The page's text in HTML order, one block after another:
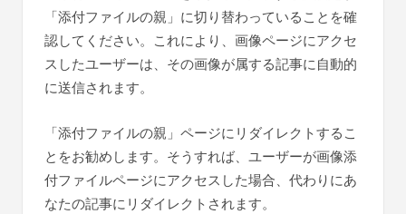
「添付ファイルの親」に切り替わっていることを確
認してください。これにより、画像ページにアクセ
スしたユーザーは、その画像が属する記事に自動的
に送信されます。
「添付ファイルの親」ページにリダイレクトするこ
とをお勧めします。そうすれば、ユーザーが画像添
付ファイルページにアクセスした場合、代わりにあ
なたの記事にリダイレクトされます。